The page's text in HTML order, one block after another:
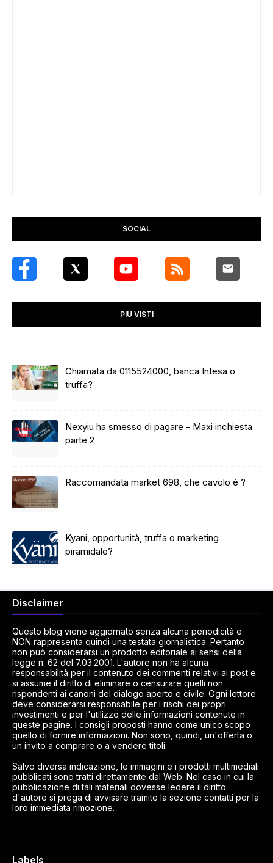
SOCIAL
PIÙ VISTI
Chiamata da 0115524000, banca Intesa o
truffa?
Nexyiu ha smesso di pagare - Maxi inchiesta
parte 2
Raccomandata market 698, che cavolo è ?
Kyani, opportunità, truffa o marketing
piramidale?
Disclaimer
Questo blog viene aggiornato senza alcuna periodicità e
NON rappresenta quindi una testata giornalistica. Pertanto
non può considerarsi un prodotto editoriale ai sensi della
legge n. 62 del 7.03.2001. L'autore non ha alcuna
responsabilità per il contenuto dei commenti relativi ai post e
si assume il diritto di eliminare o censurare quelli non
rispondenti ai canoni del dialogo aperto e civile. Ogni lettore
deve considerarsi responsabile per i rischi dei propri
investimenti e per l'utilizzo delle informazioni contenute in
queste pagine. I consigli proposti hanno come unico scopo
quello di fornire informazioni. Non sono, quindi, un'offerta o
un invito a comprare o a vendere titoli.
Salvo diversa indicazione, le immagini e i prodotti multimediali
pubblicati sono tratti direttamente dal Web. Nel caso in cui la
pubblicazione di tali materiali dovesse ledere il diritto
d'autore si prega di avvisare tramite la sezione contatti per la
loro immediata rimozione.
Labels